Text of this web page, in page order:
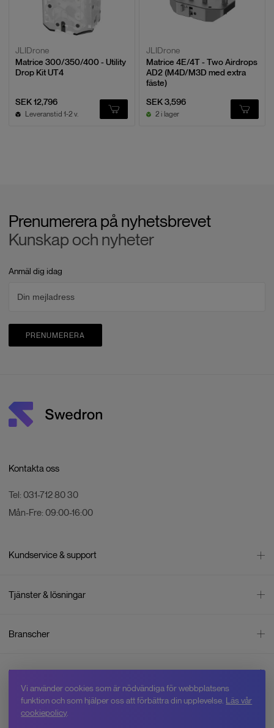
JLIDrone
Matrice 300/350/400 - Utility
Drop Kit UT4
SEK 12,796
Leveranstid 1-2 v.
JLIDrone
Matrice 4E/4T - Two Airdrops
AD2 (M4D/M3D med extra
fäste)
SEK 3,596
2 i lager
Prenumerera på nyhetsbrevet
Kunskap och nyheter
Anmäl dig idag
PRENUMERERA
Kontakta oss
Tel: 031-712 80 30
Mån-Fre: 09:00-16:00
Kundservice & support
Leverans
Reklamation & återköp
Integritetspolicy
Cookiepolicy
Jobba hos Swedron
Tjänster & lösningar
Företagsrådgivning
Företagsleasing
Hyr drönare
Service & reparation
Branscher
Skogsbruk
Övervakning
Inspiration
Om oss
Varför Swedron
Vi använder cookies som är nödvändiga för webbplatsens
funktion och som hjälper oss att förbättra din upplevelse. Läs vår
cookiepolicy.